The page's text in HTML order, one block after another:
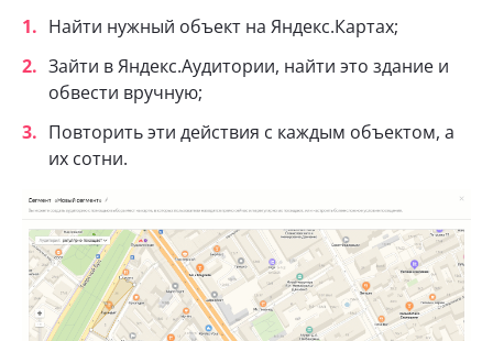
Найти нужный объект на Яндекс.Картах;
Зайти в Яндекс.Аудитории, найти это здание и
обвести вручную;
Повторить эти действия с каждым объектом, а
их сотни.